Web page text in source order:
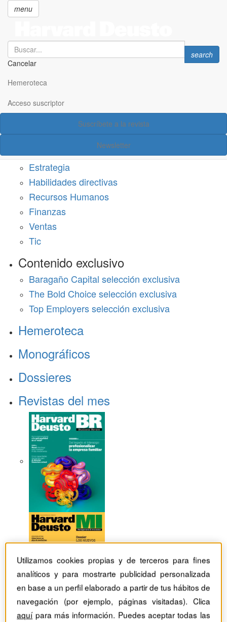
principal
menu
Search
Cancelar
Search
search
Hemeroteca
Acceso suscriptor
Suscríbete a la revista
Newsletter
Acceso suscriptor
Estrategia
Habilidades directivas
Recursos Humanos
Finanzas
Ventas
Tic
Contenido exclusivo
Baragaño Capital selección exclusiva
The Bold Choice selección exclusiva
Top Employers selección exclusiva
Hemeroteca
Monográficos
Dossieres
Revistas del mes
Utilizamos cookies propias y de terceros para fines
analíticos y para mostrarte publicidad personalizada
en base a un perfil elaborado a partir de tus hábitos de
navegación (por ejemplo, páginas visitadas). Clica
aquípara más información. Puedes aceptar todas las